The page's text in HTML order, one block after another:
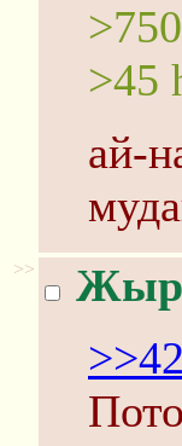
>45
ай-
>> Жыр